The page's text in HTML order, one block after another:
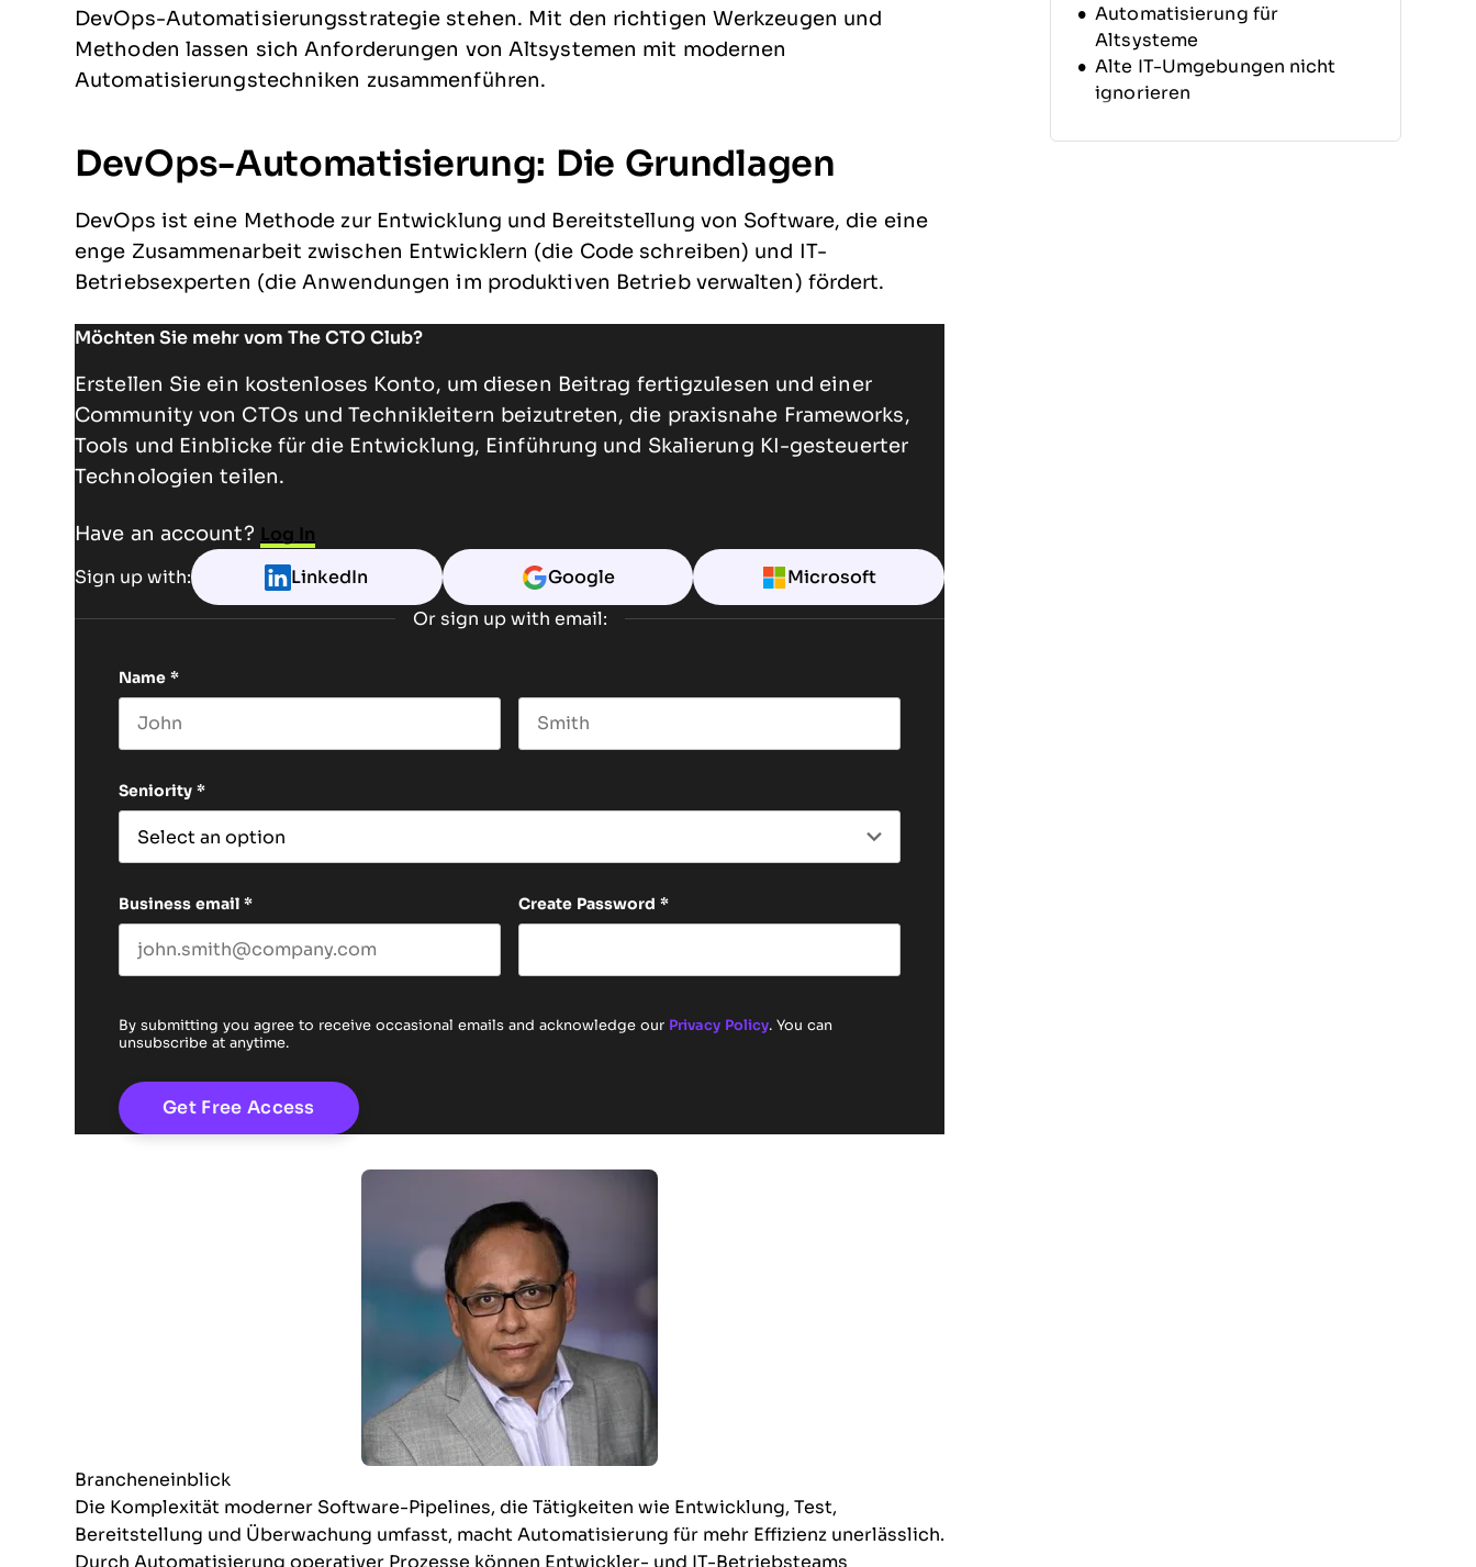
DevOps-Automatisierungsstrategie stehen. Mit den richtigen Werkzeugen und
Methoden lassen sich Anforderungen von Altsystemen mit modernen
Automatisierungstechniken zusammenführen.
DevOps-Automatisierung: Die Grundlagen
DevOps ist eine Methode zur Entwicklung und Bereitstellung von Software, die eine
enge Zusammenarbeit zwischen Entwicklern (die Code schreiben) und IT-
Betriebsexperten (die Anwendungen im produktiven Betrieb verwalten) fördert.
Möchten Sie mehr vom The CTO Club?
Erstellen Sie ein kostenloses Konto, um diesen Beitrag fertigzulesen und einer
Community von CTOs und Technikleitern beizutreten, die praxisnahe Frameworks,
Tools und Einblicke für die Entwicklung, Einführung und Skalierung KI-gesteuerter
Technologien teilen.
Have an account? Log In
Sign up with: LinkedIn Google Microsoft
Or sign up with email:
Name *
Seniority *
Business email * Create Password *
By submitting you agree to receive occasional emails and acknowledge our Privacy Policy. You can
unsubscribe at anytime.
Brancheneinblick
Die Komplexität moderner Software-Pipelines, die Tätigkeiten wie Entwicklung, Test,
Bereitstellung und Überwachung umfasst, macht Automatisierung für mehr Effizienz unerlässlich.
Durch Automatisierung operativer Prozesse können Entwickler- und IT-Betriebsteams
Automatisierung für
Altsysteme
Alte IT-Umgebungen nicht
ignorieren